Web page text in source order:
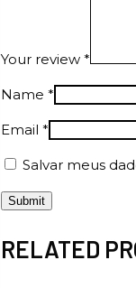
Your review *
Name *
Email *
Salvar meus
RELATED